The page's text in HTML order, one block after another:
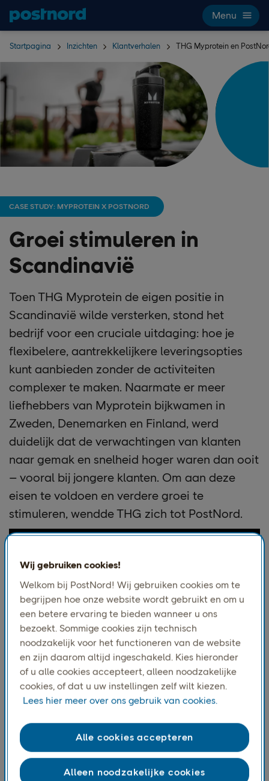
Hoppa över navigering och sök
Menu
Startpagina Inzichten Klantverhalen THG Myprotein en
CASE STUDY: MYPROTEIN X POSTNORD
Groei stimuleren in
Scandinavië
Toen THG Myprotein de eigen positie in
Scandinavië wilde versterken, stond het
bedrijf voor een cruciale uitdaging: hoe je
flexibelere, aantrekkelijkere leveringsopties
kunt aanbieden zonder de activiteiten
complexer te maken. Naarmate er meer
liefhebbers van Myprotein bijkwamen in
Zweden, Denemarken en Finland, werd
duidelijk dat de verwachtingen van klanten
naar gemak en snelheid hoger waren dan ooit
– vooral bij jongere klanten. Om aan deze
eisen te voldoen en verdere groei te
stimuleren, wendde THG zich tot PostNord.
Inzicht in het bedrijf
handel en Myprotein is een van zijn flagships, bekend om
zijn hoogwaardige sportvoedingsproducten die
aansluiten bij de Scandinavische waarden: natuurlijke
ingrediënten, duurzaamheid en ethische productie. De
Wij gebruiken cookies!
Welkom bij PostNord! Wij gebruiken cookies om te
begrijpen hoe onze website wordt gebruikt en om u
een betere ervaring te bieden wanneer u ons
bezoekt. Sommige cookies zijn technisch
noodzakelijk voor het functioneren van de website
en zijn daarom altijd ingeschakeld. Kies hieronder
of u alle cookies accepteert, alleen noodzakelijke
cookies, of dat u uw instellingen zelf wilt kiezen.
Lees hier meer over ons gebruik van cookies.
Alleen noodzakelijke cookies
Alle cookies accepteren